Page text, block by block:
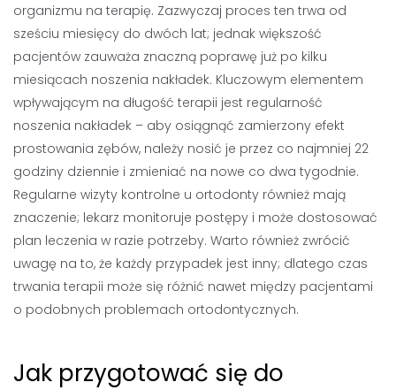
organizmu na terapię. Zazwyczaj proces ten trwa od
sześciu miesięcy do dwóch lat; jednak większość
pacjentów zauważa znaczną poprawę już po kilku
miesiącach noszenia nakładek. Kluczowym elementem
wpływającym na długość terapii jest regularność
noszenia nakładek – aby osiągnąć zamierzony efekt
prostowania zębów, należy nosić je przez co najmniej 22
godziny dziennie i zmieniać na nowe co dwa tygodnie.
Regularne wizyty kontrolne u ortodonty również mają
znaczenie; lekarz monitoruje postępy i może dostosować
plan leczenia w razie potrzeby. Warto również zwrócić
uwagę na to, że każdy przypadek jest inny; dlatego czas
trwania terapii może się różnić nawet między pacjentami
o podobnych problemach ortodontycznych.
Jak przygotować się do